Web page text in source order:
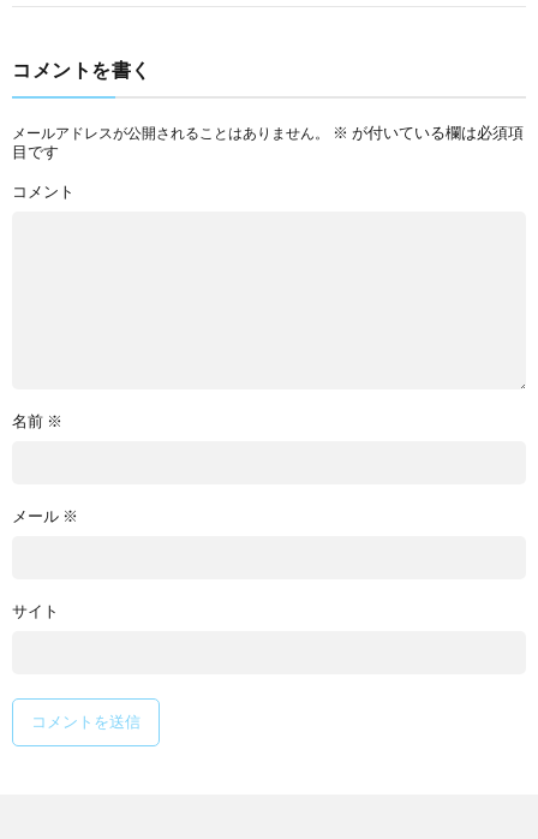
コメントを書く
メールアドレスが公開されることはありません。 ※ が付いている欄は必須項
目です
コメント
名前 ※
メール ※
サイト